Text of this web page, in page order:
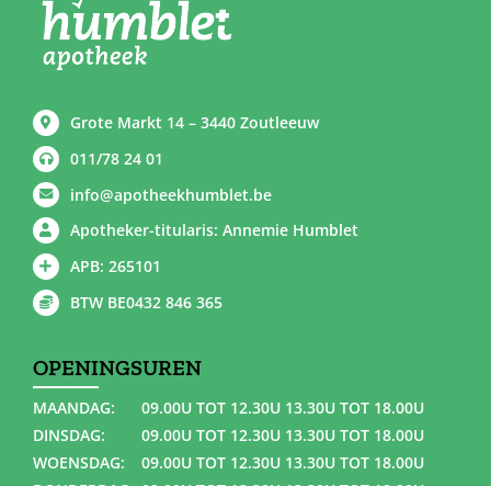
Grote Markt 14 – 3440 Zoutleeuw
011/78 24 01
info@apotheekhumblet.be
Apotheker-titularis: Annemie Humblet
APB: 265101
BTW BE0432 846 365
OPENINGSUREN
MAANDAG:
09.00U TOT 12.30U 13.30U TOT 18.00U
DINSDAG:
09.00U TOT 12.30U 13.30U TOT 18.00U
WOENSDAG:
09.00U TOT 12.30U 13.30U TOT 18.00U